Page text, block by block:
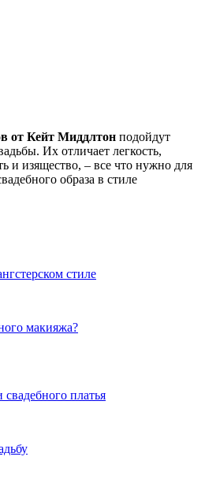
от Кейт Миддлтон подойдут
Их отличает легкость,
и изящество, – все что нужно для
образа в стиле
стиле
макияжа?
платья